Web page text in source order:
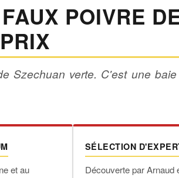
POIVRE
Szechuan verte. C'est une
et au
SÉLECTION
Découverte par Arnaud